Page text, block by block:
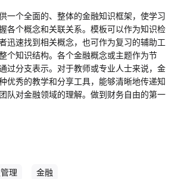
一个全面的、整体的金融知识框架，使学习
各个概念和关联关系。模板可以作为知识检
迅速找到相关概念，也可作为复习的辅助工
个知识结构。各个金融概念或主题作为节
过分支表示。对于教师或专业人士来说，金
优秀的教学和分享工具，能够清晰地传递知
队对金融领域的理解。做到财务自由的第一
理 金融